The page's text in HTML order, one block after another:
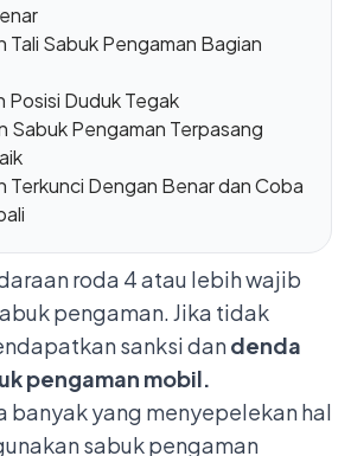
Tali Sabuk Pengaman Bagian
Posisi Duduk Tegak
Sabuk Pengaman Terpasang
Terkunci Dengan Benar dan Coba
roda 4 atau lebih wajib
pengaman. Jika tidak
sanksi dandenda
pengaman mobil.
banyak yang menyepelekan hal
sabuk pengaman